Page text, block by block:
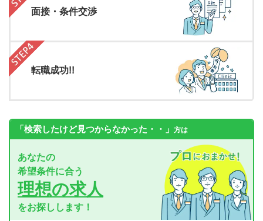
面接・条件交渉
転職成功!!
「検索したけど見つからなかった・・」 方は
あなたの
希望条件に合う
理想の求人
をお探しします！